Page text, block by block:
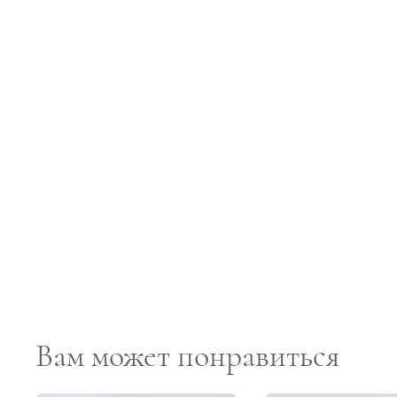
Вам может понравиться